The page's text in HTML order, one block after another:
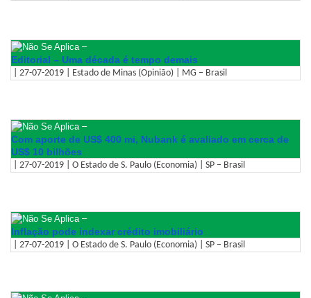
–
Editorial – Uma década é tempo demais
| 27-07-2019 | Estado de Minas (Opinião) | MG – Brasil
–
Com aporte de US$ 400 mi, Nubank é avaliado em cerca de
US$ 10 bilhões
| 27-07-2019 | O Estado de S. Paulo (Economia) | SP – Brasil
–
Inflação pode indexar crédito imobiliário
| 27-07-2019 | O Estado de S. Paulo (Economia) | SP – Brasil